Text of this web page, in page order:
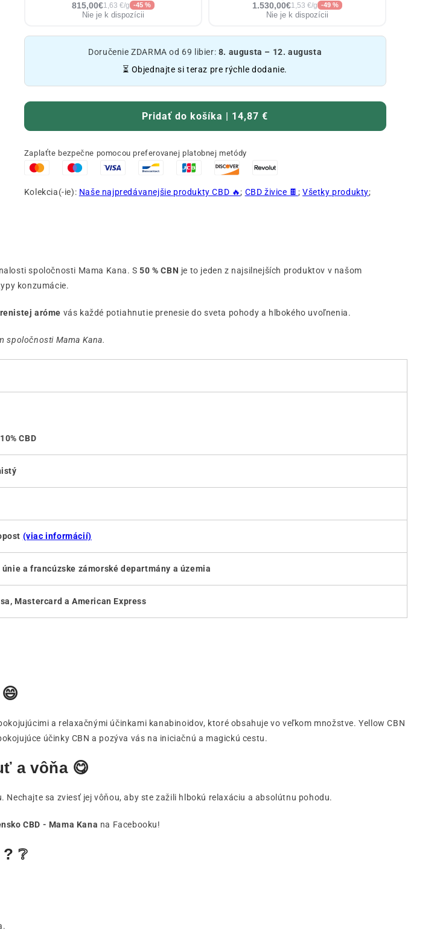
815,00€1,63 €/g -45 %
Nie je k dispozícii
1.530,00€1,53 €/g -49 %
Nie je k dispozícii
Doručenie ZDARMA od 69 libier: 8. augusta – 12. augusta
⏳ Objednajte si teraz pre rýchle dodanie.
Pridať do košíka | 14,87 €
Zaplaťte bezpečne pomocou preferovanej platobnej metódy
Kolekcia(-ie): Naše najpredávanejšie produkty CBD 🔥; CBD živice 🍫 ;Všetky produkty;
spoločnosti Mama Kana. S50 % CBN je to jeden z najsilnejších produktov v našom
konzumácie.
aróme vás každé potiahnutie prenesie do sveta pohody a hlbokého uvoľnenia.
spoločnosti Mama Kana.
CBD
(viac informácií)
a francúzske zámorské departmány a územia
Mastercard a American Express
a relaxačnými účinkami kanabinoidov, ktoré obsahuje vo veľkom množstve. Yellow CBN
účinky CBN a pozýva vás na iniciačnú a magickú cestu.
a vôňa 😋
Nechajte sa zviesť jej vôňou, aby ste zažili hlbokú relaxáciu a absolútnu pohodu.
CBD - Mama Kana na Facebooku!
❔